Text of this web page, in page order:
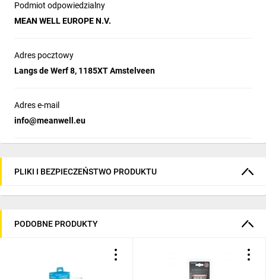
Podmiot odpowiedzialny
MEAN WELL EUROPE N.V.
Adres pocztowy
Langs de Werf 8, 1185XT Amstelveen
Adres e-mail
info@meanwell.eu
PLIKI I BEZPIECZEŃSTWO PRODUKTU
PODOBNE PRODUKTY